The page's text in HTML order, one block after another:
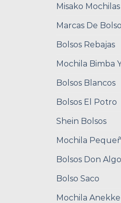
Misako Mochilas
Marcas De
Bolsos Rebajas
Mochila Bimba
Bolsos Blancos
Bolsos El Potro
Shein Bolsos
Mochila
Bolsos Don
Bolso Saco
Mochila Anekke